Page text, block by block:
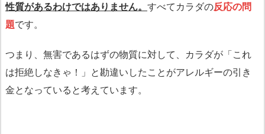
性質があるわけではありません。 すべてカラダの反応の問
題です。
つまり、無害であるはずの物質に対して、カラダが「これ
は拒絶しなきゃ！」と勘違いしたことがアレルギーの引き
金となっていると考えています。